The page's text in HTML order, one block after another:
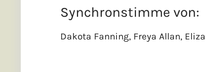
Synchronstimme von:
Dakota Fanning, Freya Allan,